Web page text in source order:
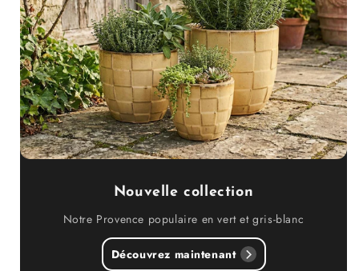
Nouvelle collection
Notre Provence populaire en vert et gris-blanc
Découvrez maintenant